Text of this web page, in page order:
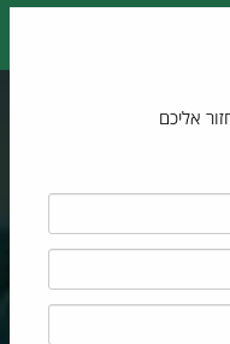
אליכם